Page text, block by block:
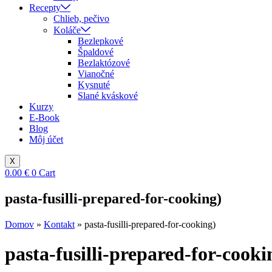
Recepty
Chlieb, pečivo
Koláče
Bezlepkové
Špaldové
Bezlaktózové
Vianočné
Kysnuté
Slané kváskové
Kurzy
E-Book
Blog
Môj účet
X
0.00 € 0 Cart
pasta-fusilli-prepared-for-cooking)
Domov » Kontakt » pasta-fusilli-prepared-for-cooking)
pasta-fusilli-prepared-for-